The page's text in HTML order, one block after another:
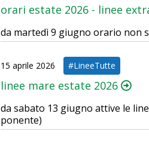
orari estate 2026 - linee
da martedì 9 giugno orario non
15 aprile 2026 #LineeTutte
linee mare estate 2026
da sabato 13 giugno attive le
ponente)